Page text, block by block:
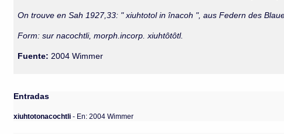
On trouve en Sah 1927,33: " xiuhtotol in înacoh ", aus Federn des
Form: sur nacochtli, morph.incorp. xiuhtôtôtl.
Fuente: 2004 Wimmer
Entradas
xiuhtotonacochtli- En: 2004 Wimmer